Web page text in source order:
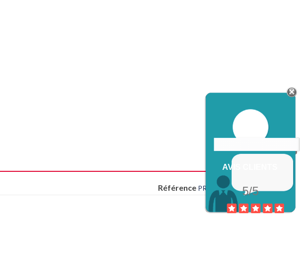
Référence PRY611205
AVIS CLIENTS
5/5